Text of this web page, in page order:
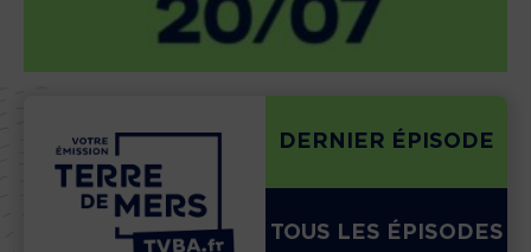
DERNIER ÉPISODE
TOUS LES ÉPISODES